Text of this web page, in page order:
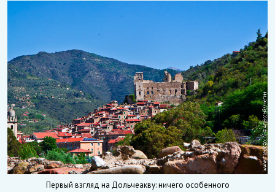
Первый взгляд на Дольчеакву: ничего особенного